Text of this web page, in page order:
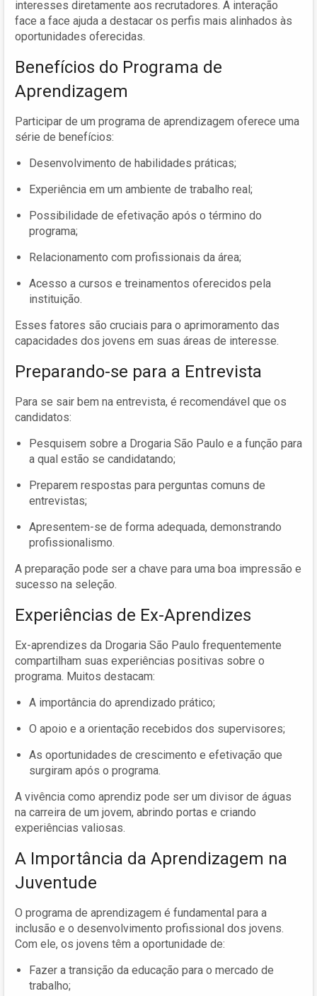
interesses diretamente aos recrutadores. A interação
face a face ajuda a destacar os perfis mais alinhados às
oportunidades oferecidas.
Benefícios do Programa de
Aprendizagem
Participar de um programa de aprendizagem oferece uma
série de benefícios:
Desenvolvimento de habilidades práticas;
Experiência em um ambiente de trabalho real;
Possibilidade de efetivação após o término do
programa;
Relacionamento com profissionais da área;
Acesso a cursos e treinamentos oferecidos pela
instituição.
Esses fatores são cruciais para o aprimoramento das
capacidades dos jovens em suas áreas de interesse.
Preparando-se para a Entrevista
Para se sair bem na entrevista, é recomendável que os
candidatos:
Pesquisem sobre a Drogaria São Paulo e a função para
a qual estão se candidatando;
Preparem respostas para perguntas comuns de
entrevistas;
Apresentem-se de forma adequada, demonstrando
profissionalismo.
A preparação pode ser a chave para uma boa impressão e
sucesso na seleção.
Experiências de Ex-Aprendizes
Ex-aprendizes da Drogaria São Paulo frequentemente
compartilham suas experiências positivas sobre o
programa. Muitos destacam:
A importância do aprendizado prático;
O apoio e a orientação recebidos dos supervisores;
As oportunidades de crescimento e efetivação que
surgiram após o programa.
A vivência como aprendiz pode ser um divisor de águas
na carreira de um jovem, abrindo portas e criando
experiências valiosas.
A Importância da Aprendizagem na
Juventude
O programa de aprendizagem é fundamental para a
inclusão e o desenvolvimento profissional dos jovens.
Com ele, os jovens têm a oportunidade de:
Fazer a transição da educação para o mercado de
trabalho;